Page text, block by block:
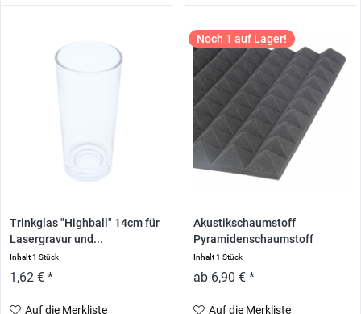
Trinkglas "Highball" 14cm für
Lasergravur und...
Inhalt1 Stück
1,62 € *
Auf die Merkliste
Noch 1 auf Lager!
Akustikschaumstoff
Pyramidenschaumstoff
1000mm...
Inhalt1 Stück
ab 6,90 € *
Auf die Merkliste